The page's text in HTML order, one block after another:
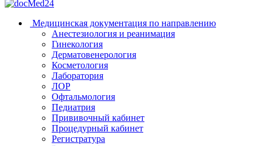
Медицинская документация по направлению
Анестезиология и реанимация
Гинекология
Дерматовенерология
Косметология
Лаборатория
ЛОР
Офтальмология
Педиатрия
Прививочный кабинет
Процедурный кабинет
Регистратура